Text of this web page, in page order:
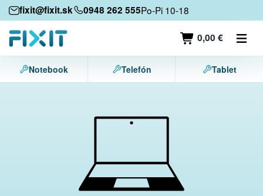
fixit@fixit.sk 0948 262 555Po-Pi 10-18
0,00 €
Mobilné zariadenia
Mobilné telefóny
Tablety
Notebook Telefón Tablet